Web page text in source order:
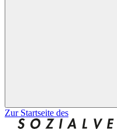
Zur Startseite des